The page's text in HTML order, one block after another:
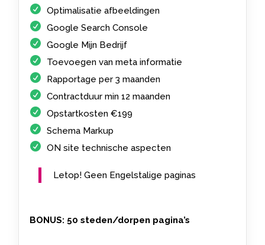
Optimalisatie afbeeldingen
Google Search Console
Google Mijn Bedrijf
Toevoegen van meta informatie
Rapportage per 3 maanden
Contractduur min 12 maanden
Opstartkosten €199
Schema Markup
ON site technische aspecten
Letop! Geen Engelstalige paginas
BONUS: 50 steden/dorpen pagina’s